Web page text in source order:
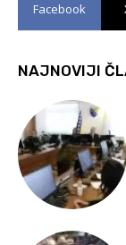
Facebook
NAJNOVIJI